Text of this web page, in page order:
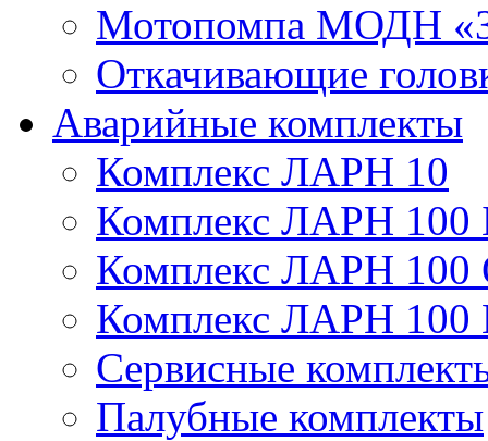
Мотопомпа МОДН
Откачивающие
Аварийные комплекты
Комплекс ЛАРН 10
Комплекс ЛАРН 100
Комплекс ЛАРН 100
Комплекс ЛАРН 100
Сервисные
Палубные комплекты